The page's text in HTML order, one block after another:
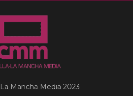
Mancha Media 2023